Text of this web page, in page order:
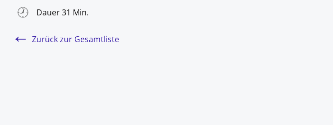
Dauer 31 Min.
Zurück zur Gesamtliste